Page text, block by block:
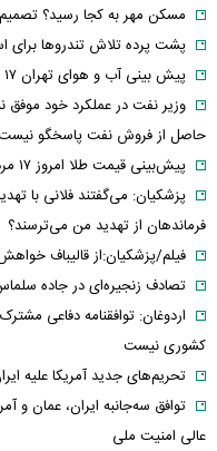
مسکن مهر به کجا رسید؟ تصمیم
پشت پرده تلاش تندروها برای
پیش بینی آب و هوای تهران ۱۷ مرداد
وزیر نفت در عملکرد خود موفق
حاصل از فروش نفت پاسخگو
پیش‌بینی قیمت طلا امروز ۱۷ مرداد ۱۴۰۵/ افزایش چشمگیر قیمت اونس طلا
پزشکیان: می‌گفتند فلانی با
فرماندهان از تهدید من می‌ترسند؟
فیلم/پزشکیان:از قالیباف
تصادف زنجیره‌ای در جاده سلماس - ارومیه/
اردوغان: توافقنامه دفاعی
کشوری نیست
تحریم‌های جدید آمریکا علیه
توافق سه‌جانبه ایران، عمان و
عالی امنیت ملی